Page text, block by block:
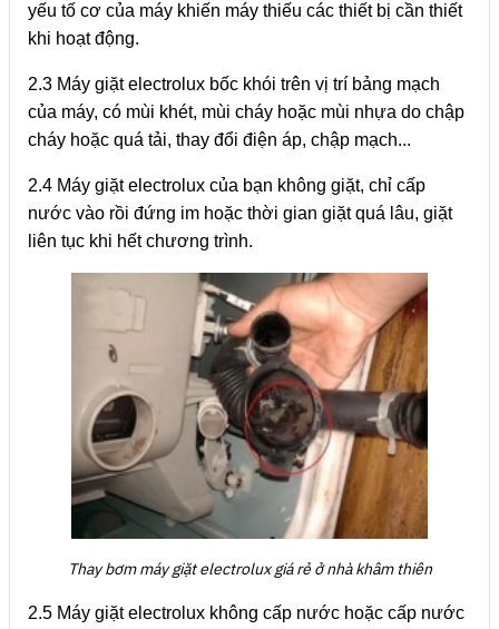
yếu tố cơ của máy khiến máy thiếu các thiết bị cần thiết
khi hoạt động.
2.3 Máy giặt electrolux bốc khói trên vị trí bảng mạch
của máy, có mùi khét, mùi cháy hoặc mùi nhựa do chập
cháy hoặc quá tải, thay đổi điện áp, chập mạch...
2.4 Máy giặt electrolux của bạn không giặt, chỉ cấp
nước vào rồi đứng im hoặc thời gian giặt quá lâu, giặt
liên tục khi hết chương trình.
Thay bơm máy giặt electrolux giá rẻ ở nhà khâm thiên
2.5 Máy giặt electrolux không cấp nước hoặc cấp nước